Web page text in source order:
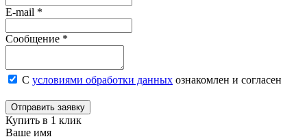
E-mail *
Сообщение *
С условиями обработки данных ознакомлен и согласен
Отправить заявку
Купить в 1 клик
Ваше имя